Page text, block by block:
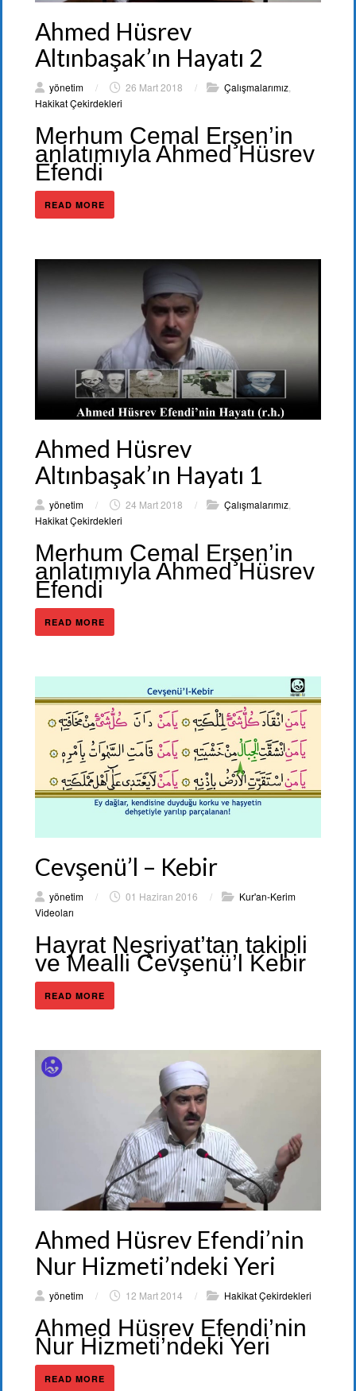
Ahmed Hüsrev
Altınbaşak’ın Hayatı 2
yönetim / 26 Mart 2018 / Çalışmalarımız
Hakikat Çekirdekleri
Merhum Cemal Erşen’in
anlatımıyla Ahmed Hüsrev
Efendi
READ MORE
Ahmed Hüsrev
Altınbaşak’ın Hayatı 1
yönetim / 24 Mart 2018 / Çalışmalarımız
Hakikat Çekirdekleri
Merhum Cemal Erşen’in
anlatımıyla Ahmed Hüsrev
Efendi
READ MORE
Cevşenü’l – Kebir
yönetim / 01 Haziran 2016 /
Kur'an-Kerim
Videoları
Hayrat Neşriyat’tan takipli
ve Mealli Cevşenü’l Kebir
READ MORE
Ahmed Hüsrev Efendi’nin
Nur Hizmeti’ndeki Yeri
yönetim / 12 Mart 2014 / Hakikat Çekirdekleri
Ahmed Hüsrev Efendi’nin
Nur Hizmeti’ndeki Yeri
READ MORE